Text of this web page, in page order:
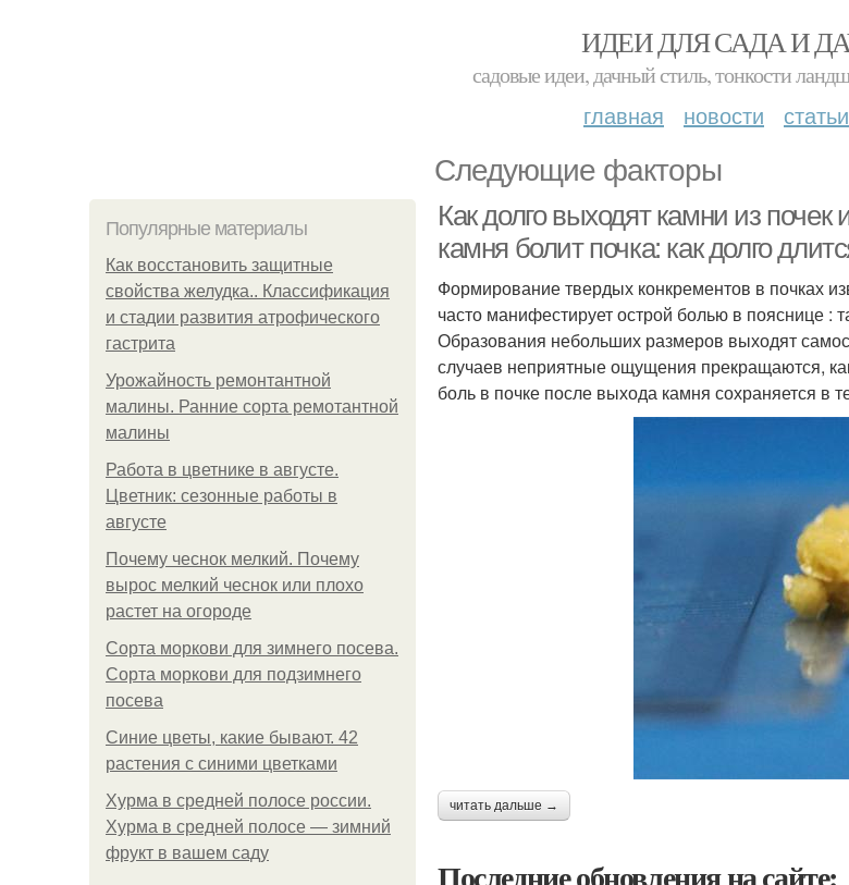
ИДЕИ ДЛЯ САДА И
садовые идеи, дачный стиль, тонкости
главная новости статьи
Следующие факторы
Популярные материалы
Как восстановить защитные
свойства желудка.. Классификация
и стадии развития атрофического
гастрита
Урожайность ремонтантной
малины. Ранние сорта ремотантной
малины
Работа в цветнике в августе.
Цветник: сезонные работы в
августе
Почему чеснок мелкий. Почему
вырос мелкий чеснок или плохо
растет на огороде
Сорта моркови для зимнего посева.
Сорта моркови для подзимнего
посева
Синие цветы, какие бывают. 42
растения с синими цветками
Хурма в средней полосе россии.
Хурма в средней полосе — зимний
фрукт в вашем саду
Как долго выходят камни из
камня болит почка: как долго
Формирование твердых конкрементов в почках
часто манифестирует острой болью в пояснице
Образования небольших размеров выходят
случаев неприятные ощущения прекращаются,
боль в почке после выхода камня сохраняется в
читать дальше →